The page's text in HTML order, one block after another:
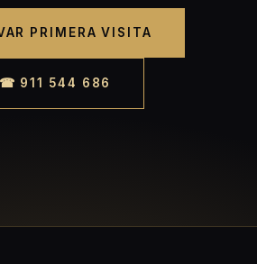
PRIMERA VISITA
☎ 911 544 686